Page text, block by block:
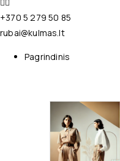
+370 5 279 50 85
rubai@kulmas.lt
Pagrindinis